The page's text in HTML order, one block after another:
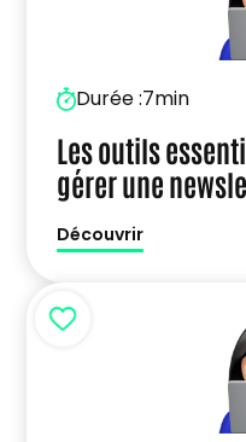
Durée :7min
Les outils
gérer une
Découvrir